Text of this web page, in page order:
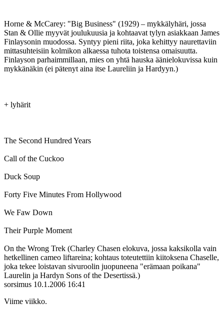
Horne & McCarey: "Big Business" (1929) – mykkälyhäri, jossa
Stan & Ollie myyvät joulukuusia ja kohtaavat tylyn asiakkaan James
Finlaysonin muodossa. Syntyy pieni riita, joka kehittyy naurettaviin
mittasuhteisiin kolmikon alkaessa tuhota toistensa omaisuutta.
Finlayson parhaimmillaan, mies on yhtä hauska äänielokuvissa kuin
mykkänäkin (ei pätenyt aina itse Laureliin ja Hardyyn.)
+ lyhärit
The Second Hundred Years
Call of the Cuckoo
Duck Soup
Forty Five Minutes From Hollywood
We Faw Down
Their Purple Moment
On the Wrong Trek (Charley Chasen elokuva, jossa kaksikolla vain
hetkellinen cameo liftareina; kohtaus toteutettiin kiitoksena Chaselle,
joka tekee loistavan sivuroolin juopuneena "erämaan poikana"
Laurelin ja Hardyn Sons of the Desertissä.)
sorsimus 10.1.2006 16:41
Viime viikko.